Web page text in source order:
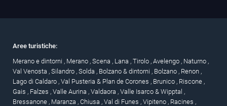
Aree turistiche:
Merano e dintorni , Merano , Scena , Lana , Tirolo , Avelengo , Naturno ,
Val Venosta , Silandro , Solda , Bolzano & dintorni , Bolzano , Renon ,
Lago di Caldaro , Val Pusteria & Plan de Corones , Brunico , Riscone ,
Gais , Falzes , Valle Aurina , Valdaora , Valle Isarco & Wipptal ,
Bressanone , Maranza , Chiusa , Val di Funes , Vipiteno , Racines ,